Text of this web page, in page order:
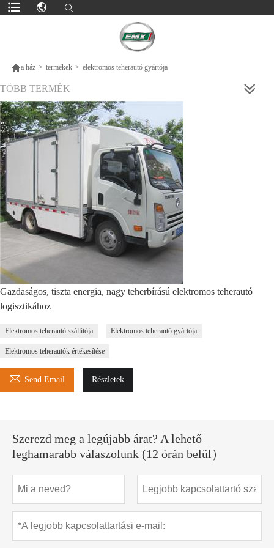
a ház > termékek > elektromos teherautó gyártója
TÖBB TERMÉK
Gazdaságos, tiszta energia, nagy teherbírású elektromos teherautó
logisztikához
Elektromos teherautó szállítója Elektromos teherautó gyártója
Elektromos teherautók értékesítése
 Send Email Részletek
Szerezd meg a legújabb árat? A lehető
leghamarabb válaszolunk (12 órán belül）